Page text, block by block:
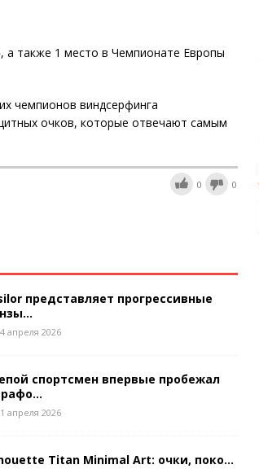
а также 1 место в Чемпионате Европы
чемпионов виндсерфинга
очков, которые отвечают самым
0 0
представляет прогрессивные
апреля 2026
спортсмен впервые пробежал
апреля 2026
Titan Minimal Art: очки, поко...